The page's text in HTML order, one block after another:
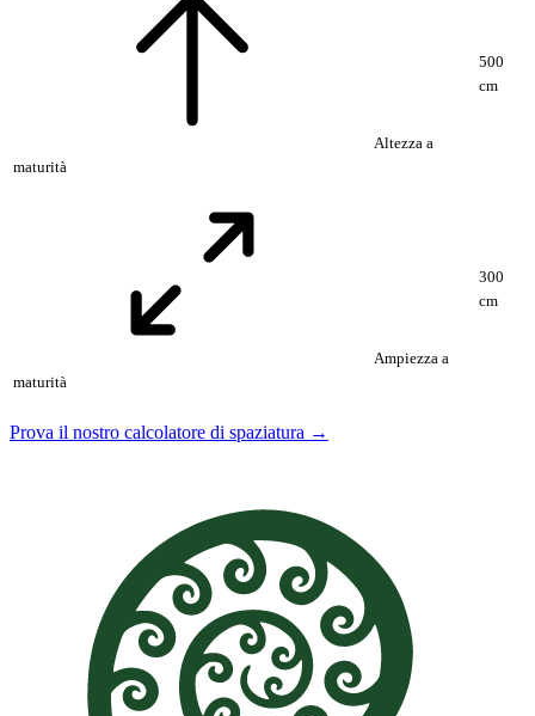
Altezza a
maturità
500
cm
Ampiezza a
maturità
300
cm
Prova il nostro calcolatore di spaziatura →